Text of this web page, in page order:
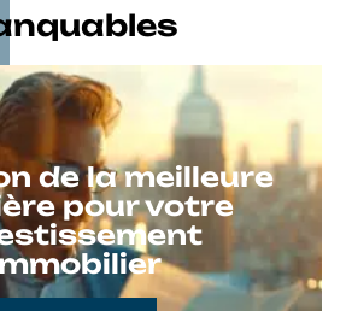
de la meilleure
pour votre